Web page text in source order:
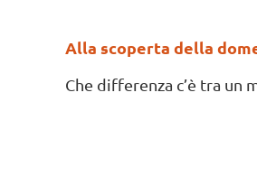
Alla scoperta della
Che differenza c’è tra un